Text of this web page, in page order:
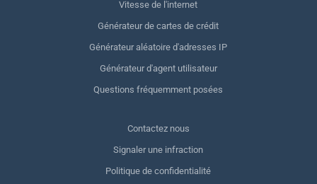
Vitesse de l'internet
Générateur de cartes de crédit
Générateur aléatoire d'adresses IP
Générateur d'agent utilisateur
Questions fréquemment posées
Contactez nous
Signaler une infraction
Politique de confidentialité